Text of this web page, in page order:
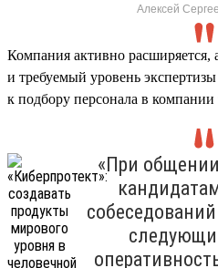
Алексей
Компания активно
и требуемый уровень
к подбору персонала в
«При